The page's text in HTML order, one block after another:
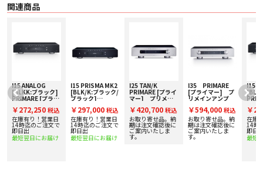
関連商品
I15 ANALOG
[BLKK:ブラック]
PRIMARE [プライ
アンプ
￥272,250 税込
在庫有り！営業日
14時迄のご注文で
即日出
最短翌日にお届け
I15 PRISMA MK2
[BLK/K:ブラック/
ブラック]
マー] プリメイン
アンプ 下取り査定
額20%アップ実施
中！
￥297,000 税込
在庫有り！営業日
14時迄のご注文で
即日出
最短翌日にお届け
I25 TAN/K
PRIMARE [プライ
マー] プリメイ
￥420,700 税込
お取り寄せ品。納
期は注文確認後に
ご案内いたしま
す。
I35 PRIMARE
[プライマー] プ
リメインアンプ
￥594,000 税込
お取り寄せ品。納
期は注文確認後に
ご案内いたしま
す。
I15
アン
￥
在庫
14時
即日
最短